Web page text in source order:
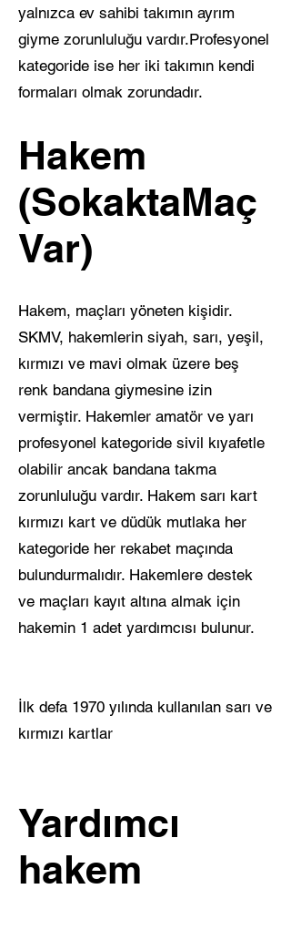
yalnızca ev sahibi takımın ayrım
giyme zorunluluğu vardır.Profesyonel
kategoride ise her iki takımın kendi
formaları olmak zorundadır.
Hakem
(SokaktaMaç
Var)
Hakem, maçları yöneten kişidir.
SKMV, hakemlerin siyah, sarı, yeşil,
kırmızı ve mavi olmak üzere beş
renk bandana giymesine izin
vermiştir. Hakemler amatör ve yarı
profesyonel kategoride sivil kıyafetle
olabilir ancak bandana takma
zorunluluğu vardır. Hakem sarı kart
kırmızı kart ve düdük mutlaka her
kategoride her rekabet maçında
bulundurmalıdır. Hakemlere destek
ve maçları kayıt altına almak için
hakemin 1 adet yardımcısı bulunur.
İlk defa 1970 yılında kullanılan sarı ve
kırmızı kartlar
Yardımcı
hakem